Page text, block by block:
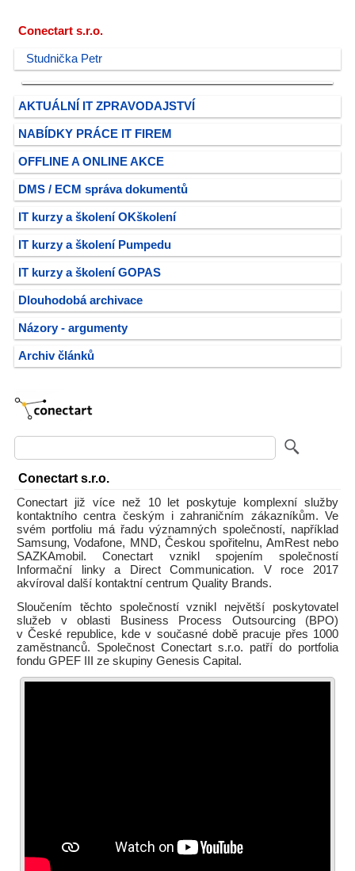
Conectart s.r.o.
Studnička Petr
AKTUÁLNÍ IT ZPRAVODAJSTVÍ
NABÍDKY PRÁCE IT FIREM
OFFLINE A ONLINE AKCE
DMS / ECM správa dokumentů
IT kurzy a školení OKškolení
IT kurzy a školení Pumpedu
IT kurzy a školení GOPAS
Dlouhodobá archivace
Názory - argumenty
Archiv článků
Conectart s.r.o.
Conectart již více než 10 let poskytuje komplexní služby
kontaktního centra českým i zahraničním zákazníkům. Ve
svém portfoliu má řadu významných společností, například
Samsung, Vodafone, MND, Českou spořitelnu, AmRest nebo
SAZKAmobil. Conectart vznikl spojením společností
Informační linky a Direct Communication. V roce 2017
akvíroval další kontaktní centrum Quality Brands.
Sloučením těchto společností vznikl největší poskytovatel
služeb v oblasti Business Process Outsourcing (BPO)
v České republice, kde v současné době pracuje přes 1000
zaměstnanců. Společnost Conectart s.r.o. patří do portfolia
fondu GPEF III ze skupiny Genesis Capital.